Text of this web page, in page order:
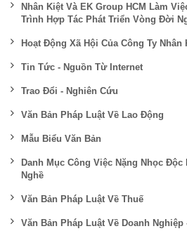
Nhân Kiệt Và EK Group HCM Làm
Trình Hợp Tác Phát Triển Vòng Đời
Hoạt Động Xã Hội Của Công Ty Nhân
Tin Tức - Nguồn Từ Internet
Trao Đổi - Nghiên Cứu
Văn Bản Pháp Luật Về Lao Động
Mẫu Biểu Văn Bản
Danh Mục Công Việc Nặng Nhọc Độc
Nghề
Văn Bản Pháp Luật Về Thuế
Văn Bản Pháp Luật Về Doanh